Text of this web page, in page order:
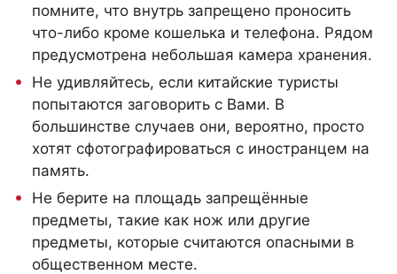
помните, что внутрь запрещено проносить
что-либо кроме кошелька и телефона. Рядом
предусмотрена небольшая камера хранения.
Не удивляйтесь, если китайские туристы
попытаются заговорить с Вами. В
большинстве случаев они, вероятно, просто
хотят сфотографироваться с иностранцем на
память.
Не берите на площадь запрещённые
предметы, такие как нож или другие
предметы, которые считаются опасными в
общественном месте.